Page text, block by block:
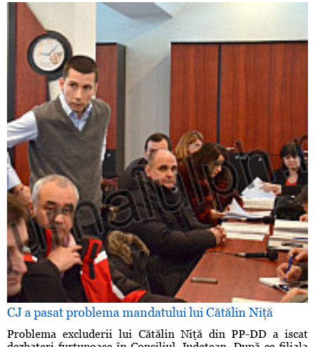
CJ a pasat problema mandatului lui Cătălin Niţă
Problema excluderii lui Cătălin Niţă din PP-DD a iscat